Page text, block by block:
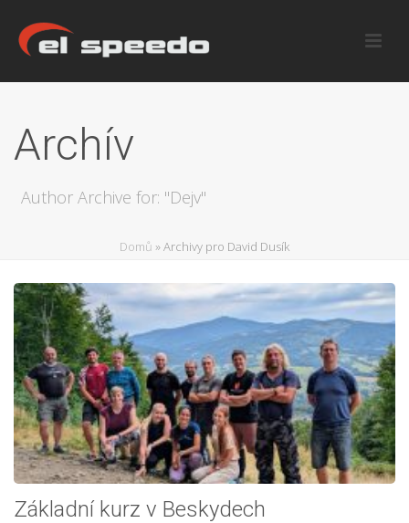
Archív
Author Archive for: "Dejv"
Domů »Archivy pro David Dusík
Základní kurz v Beskydech